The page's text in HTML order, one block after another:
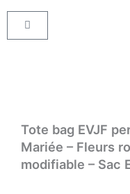
Panier
Tote bag EVJF
Mariée – Fleurs
modifiable – Sac